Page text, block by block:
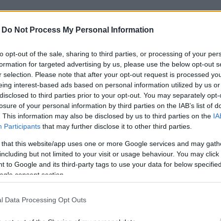
Do Not Process My Personal Information
opt-out of the sale, sharing to third parties, or processing of your
for targeted advertising by us, please use the below opt-out
selection. Please note that after your opt-out request is processed
interest-based ads based on personal information utilized by us
to third parties prior to your opt-out. You may separately
of your personal information by third parties on the IAB’s list of
This information may also be disclosed by us to third parties on the
Participants that may further disclose it to other third parties.
that this website/app uses one or more Google services and may
but not limited to your visit or usage behaviour. You may
to Google and its third-party tags to use your data for below
consent section.
Data Processing Opt Outs
egymással a versenypályán,de végül komolyabb
tudtam célba érni. A futam során a pontversenyben
kavicságyban földet érett, nem szerzett futampontot,
rekkenő hőség várta Hankook Swift Racer Cup
indulva tudta, hogy a nagy hőségben a gumik
a leintés előtt nem sokkal sikerült az élre állnia,
nehéz dolgom lesz…, majd egy nagyon jól
kivitelezett előzéseknek köszönhetően rövid
Swifttel növelni tudta előnyét, amely a
híján majdnem elfogyott.
és egy második helyezéssel zárta.
ilyen erős mezőnyben, remek ellenfelek ellen, a
tudom teljesíteni, azonban köszönhetően a George